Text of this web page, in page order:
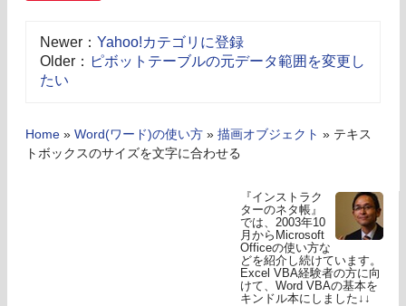
Newer： Yahoo!カテゴリに登録
Older： ピボットテーブルの元データ範囲を変更し
たい
Home » Word(ワード)の使い方 » 描画オブジェクト » テキス
トボックスのサイズを文字に合わせる
『インストラク
ターのネタ帳』
では、2003年10
月からMicrosoft
Officeの使い方な
どを紹介し続けています。
Excel VBA経験者の方に向
けて、Word VBAの基本を
キンドル本にしました↓↓